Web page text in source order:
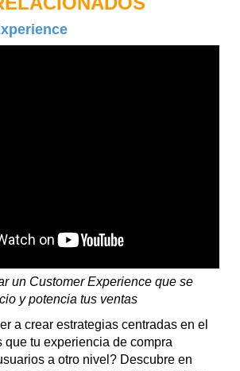
un Customer Experience que se
y potencia tus ventas
a crear estrategias centradas en el
tu experiencia de compra
a otro nivel? Descubre en